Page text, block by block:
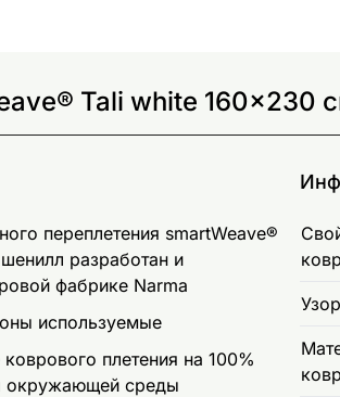
Tali white 160x230
переплетения smartWeave®
разработан и
фабрике Narma
используемые
плетения на 100%
окружающей среды
Узор